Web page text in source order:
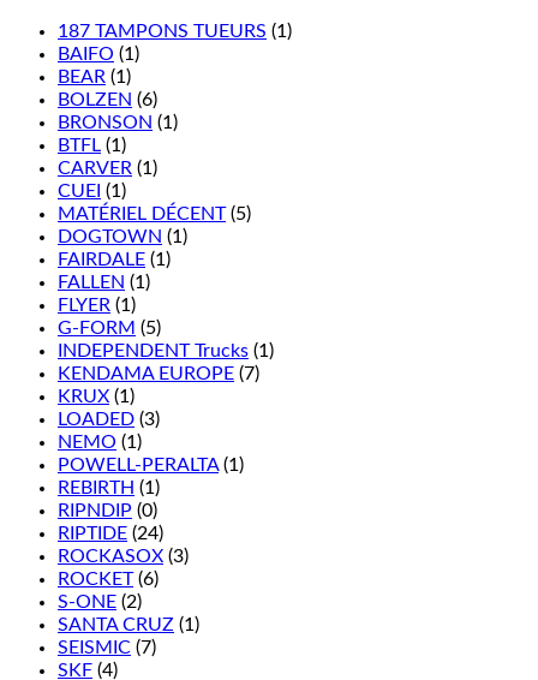
187 TAMPONS TUEURS (1)
BAIFO (1)
BEAR (1)
BOLZEN (6)
BRONSON (1)
BTFL (1)
CARVER (1)
CUEI (1)
MATÉRIEL DÉCENT (5)
DOGTOWN (1)
FAIRDALE (1)
FALLEN (1)
FLYER (1)
G-FORM (5)
INDEPENDENT Trucks (1)
KENDAMA EUROPE (7)
KRUX (1)
LOADED (3)
NEMO (1)
POWELL-PERALTA (1)
REBIRTH (1)
RIPNDIP (0)
RIPTIDE (24)
ROCKASOX (3)
ROCKET (6)
S-ONE (2)
SANTA CRUZ (1)
SEISMIC (7)
SKF (4)